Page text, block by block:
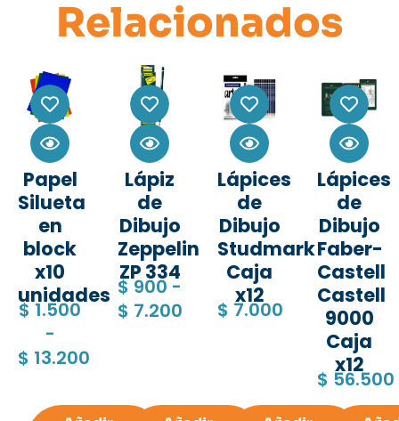
Relacionados
Papel
Silueta
en
block
x10
unidades
$1.500
-
$ 13.200
Lápiz
de
Dibujo
Zeppelin
ZP 334
$900 -
$ 7.200
Lápices
de
Dibujo
Studmark
Caja
x12
$ 7.000
Lápices
de
Dibujo
Faber-
Castell
Castell
9000
Caja
x12
$ 56.500